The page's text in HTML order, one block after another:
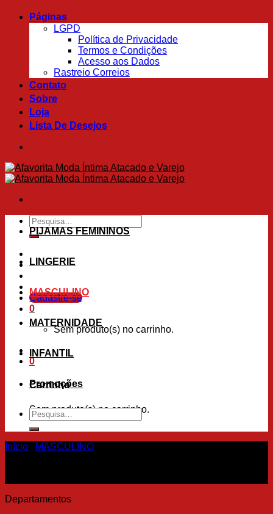
Skip
Páginas
LGPD
Política de Privacidade
Termos e Condições
Acesso aos Dados
Rastreio Correios
Contato
Sobre
Loja
Lista De Desejos
Pesquisar
por:
Cadastre-se
0
Sem produto(s) no carrinho.
0
Carrinho
Sem produto(s) no carrinho.
PIJAMAS FEMININOS
LINGERIE
MASCULINO
MATERNIDADE
INFANTIL
Promoções
Pesquisar
por:
Início MASCULINO
Departamentos